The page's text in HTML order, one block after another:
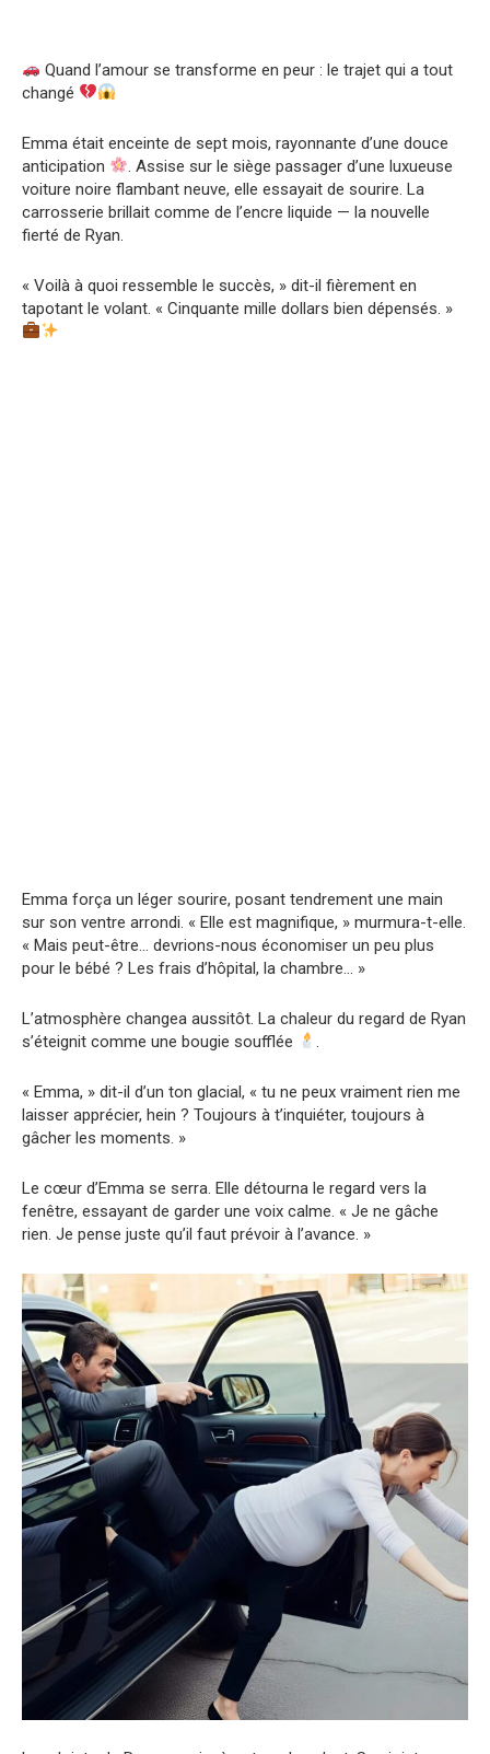
Quand l’amour se transforme en peur : le trajet qui a tout
changé
Emma était enceinte de sept mois, rayonnante d’une douce
anticipation
. Assise sur le siège passager d’une luxueuse
voiture noire flambant neuve, elle essayait de sourire. La
carrosserie brillait comme de l’encre liquide — la nouvelle
fierté de Ryan.
« Voilà à quoi ressemble le succès, » dit-il fièrement en
tapotant le volant. « Cinquante mille dollars bien dépensés. »
Emma força un léger sourire, posant tendrement une main
sur son ventre arrondi. « Elle est magnifique, » murmura-t-elle.
« Mais peut-être… devrions-nous économiser un peu plus
pour le bébé ? Les frais d’hôpital, la chambre… »
L’atmosphère changea aussitôt. La chaleur du regard de Ryan
s’éteignit comme une bougie soufflée
.
« Emma, » dit-il d’un ton glacial, « tu ne peux vraiment rien me
laisser apprécier, hein ? Toujours à t’inquiéter, toujours à
gâcher les moments. »
Le cœur d’Emma se serra. Elle détourna le regard vers la
fenêtre, essayant de garder une voix calme. « Je ne gâche
rien. Je pense juste qu’il faut prévoir à l’avance. »